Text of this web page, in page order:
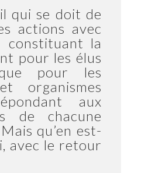
qui se doit de
actions avec
constituant la
pour les élus
pour les
organismes
aux
de chacune
qu’en est-
avec le retour